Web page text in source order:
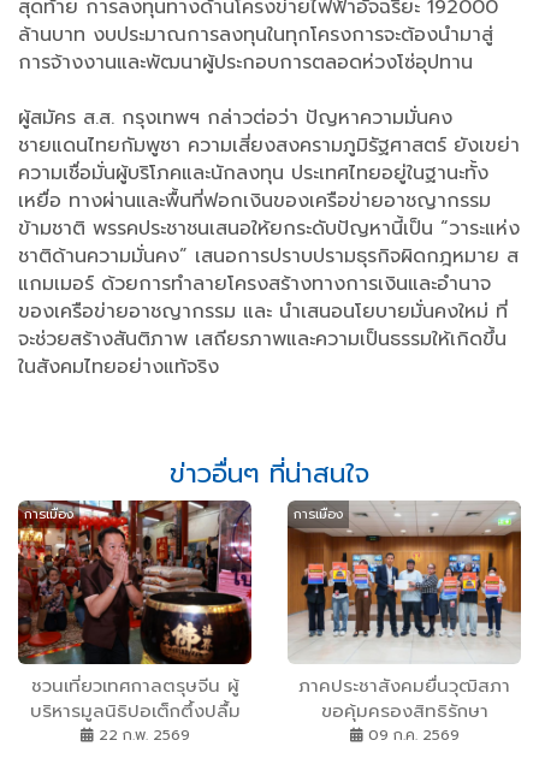
สุดท้าย การลงทุนทางด้านโครงข่ายไฟฟ้าอัจฉริยะ 192000
ล้านบาท งบประมาณการลงทุนในทุกโครงการจะต้องนำมาสู่
การจ้างงานและพัฒนาผู้ประกอบการตลอดห่วงโซ่อุปทาน
ผู้สมัคร ส.ส. กรุงเทพฯ กล่าวต่อว่า ปัญหาความมั่นคง
ชายแดนไทยกัมพูชา ความเสี่ยงสงครามภูมิรัฐศาสตร์ ยังเขย่า
ความเชื่อมั่นผู้บริโภคและนักลงทุน ประเทศไทยอยู่ในฐานะทั้ง
เหยื่อ ทางผ่านและพื้นที่ฟอกเงินของเครือข่ายอาชญากรรม
ข้ามชาติ พรรคประชาชนเสนอให้ยกระดับปัญหานี้เป็น “วาระแห่ง
ชาติด้านความมั่นคง” เสนอการปราบปรามธุรกิจผิดกฎหมาย ส
แกมเมอร์ ด้วยการทำลายโครงสร้างทางการเงินและอำนาจ
ของเครือข่ายอาชญากรรม และ นำเสนอนโยบายมั่นคงใหม่ ที่
จะช่วยสร้างสันติภาพ เสถียรภาพและความเป็นธรรมให้เกิดขึ้น
ในสังคมไทยอย่างแท้จริง
ข่าวอื่นๆ ที่น่าสนใจ
การเมือง
ชวนเที่ยวเทศกาลตรุษจีน ผู้
บริหารมูลนิธิปอเต็กตึ้งปลื้ม
“อนุทิน ชาญวีรกูล” พร้อม
22 ก.พ. 2569
การเมือง
ภาคประชาสังคมยื่นวุฒิสภา
ขอคุ้มครองสิทธิรักษา
พยาบาลและสิทธิประกันตัว
09 ก.ค. 2569